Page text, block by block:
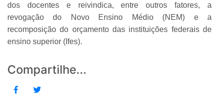
dos docentes e reivindica, entre outros fatores, a
revogação do Novo Ensino Médio (NEM) e a
recomposição do orçamento das instituições federais de
ensino superior (Ifes).
Compartilhe...